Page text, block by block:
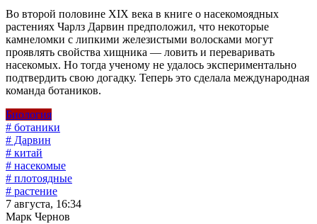
Во второй половине XIX века в книге о насекомоядных
растениях Чарлз Дарвин предположил, что некоторые
камнеломки с липкими железистыми волосками могут
проявлять свойства хищника — ловить и переваривать
насекомых. Но тогда ученому не удалось экспериментально
подтвердить свою догадку. Теперь это сделала международная
команда ботаников.
Биология
# ботаники
# Дарвин
# китай
# насекомые
# плотоядные
# растение
7 августа, 16:34
Марк Чернов